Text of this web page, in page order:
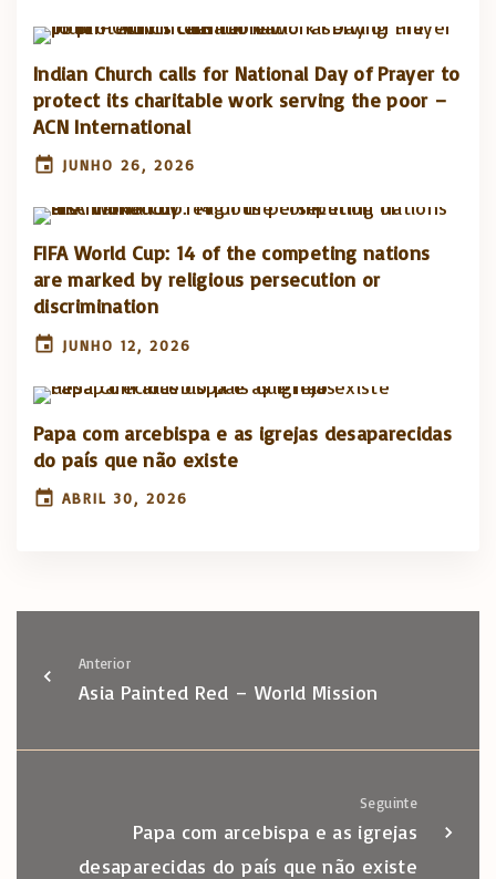
Indian Church calls for National Day of Prayer to
protect its charitable work serving the poor –
ACN International
JUNHO 26, 2026
FIFA World Cup: 14 of the competing nations
are marked by religious persecution or
discrimination
JUNHO 12, 2026
Papa com arcebispa e as igrejas desaparecidas
do país que não existe
ABRIL 30, 2026
Anterior
Asia Painted Red – World Mission
Seguinte
Papa com arcebispa e as igrejas
desaparecidas do país que não existe